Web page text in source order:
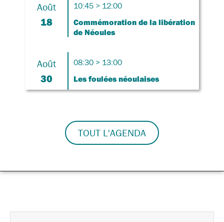
Août
18
10:45 > 12:00
Commémoration de la libération
de Néoules
Août
30
08:30 > 13:00
Les foulées néoulaises
TOUT L'AGENDA